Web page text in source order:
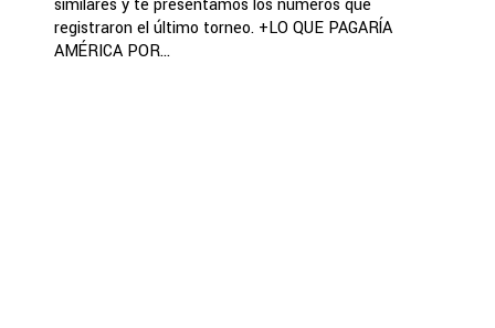
similares y te presentamos los números que
registraron el último torneo. +LO QUE PAGARÍA
AMÉRICA POR...